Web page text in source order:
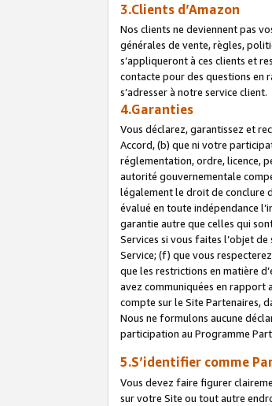
3.Clients d’Amazon
Nos clients ne deviennent pas
générales de vente, règles,
s’appliqueront à ces clients et
contacte pour des questions en
s’adresser à notre service client.
4.Garanties
Vous déclarez, garantissez et
Accord, (b) que ni votre
réglementation, ordre, licence,
autorité gouvernementale
légalement le droit de conclure
évalué en toute indépendance
garantie autre que celles qui
Services si vous faites l’objet
Service; (f) que vous
que les restrictions en matière
avez communiquées en rapport
compte sur le Site Partenaires,
Nous ne formulons aucune
participation au Programme
5.S’identifier comme
Vous devez faire figurer
sur votre Site ou tout autre